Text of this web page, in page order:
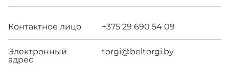
Контактное лицо +375 29 690 54 09
Электронный
адрес
torgi@beltorgi.by